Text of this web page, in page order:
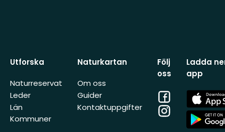
Utforska
Naturreservat
Leder
Län
Kommuner
Naturkartan
Om oss
Guider
Kontaktuppgifter
Följ
oss
Facebook
Instagram
Ladda
app
App
Store
App
Store